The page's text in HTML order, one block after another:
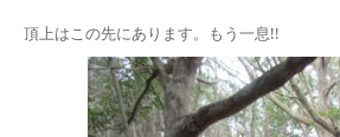
頂上はこの先にあります。もう一息!!